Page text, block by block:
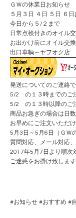
ＧＷの休業日お知らせ
５月３日 ４日 ５日 ６
今日から５/２まで
日常点検付きのオイル
お出かけ前にオイル交
出口車輌～ヤフオク店
発送についてのご連絡で
5/2 の１３時までのご
5/2 の１３時以降のご
商品お急ぎの場合は日
お早めにご注文いただ
5月3日～5月6日（ＧＷ
質問対応、メール対応
2017年5月7日より順次
ご迷惑をお掛け致しま
#お知らせ #おすすめ #